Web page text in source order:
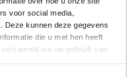
voor social media,
Deze kunnen deze gegevens
die u met hen heeft
via uw gebruik van